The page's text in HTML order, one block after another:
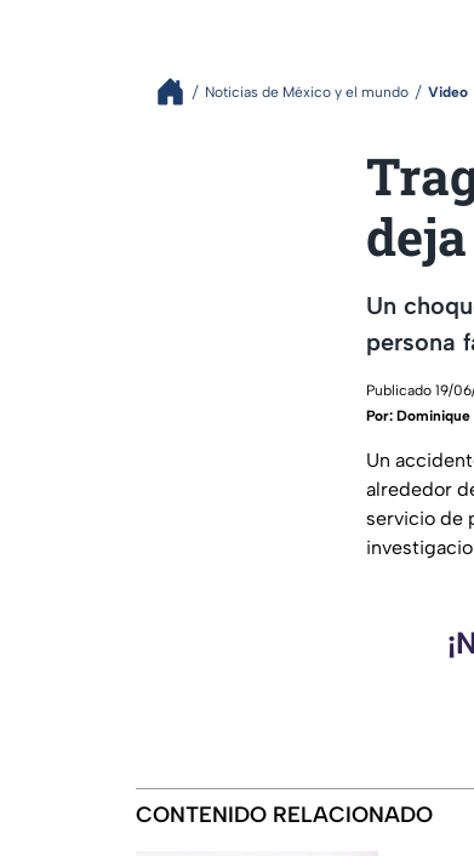
Noticias de México y el mundo Video
Un
persona
Publicado 19/
Por: Dominique
Un
alrededor
servicio de
CONTENIDO RELACIONADO